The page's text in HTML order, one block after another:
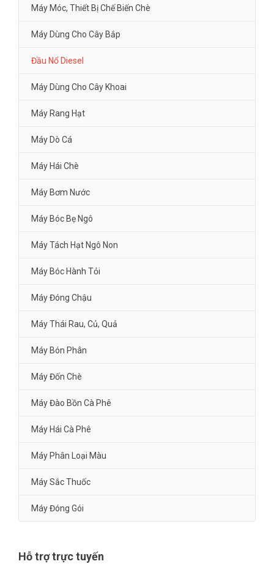
Máy Móc, Thiết Bị Chế Biến Chè
Máy Dùng Cho Cây Bắp
Đầu Nổ Diesel
Máy Dùng Cho Cây Khoai
Máy Rang Hạt
Máy Dò Cá
Máy Hái Chè
Máy Bơm Nước
Máy Bóc Bẹ Ngô
Máy Tách Hạt Ngô Non
Máy Bóc Hành Tỏi
Máy Đóng Chậu
Máy Thái Rau, Củ, Quả
Máy Bón Phân
Máy Đốn Chè
Máy Đào Bồn Cà Phê
Máy Hái Cà Phê
Máy Phân Loại Màu
Máy Sắc Thuốc
Máy Đóng Gói
Hỗ trợ trực tuyến